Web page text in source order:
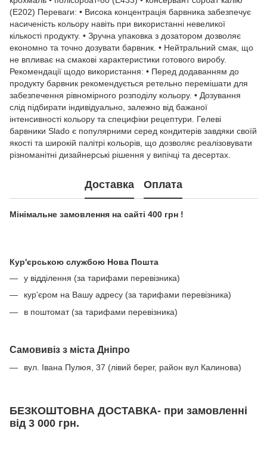
(Е202) Переваги: • Висока концентрація барвника забезпечує
насиченість кольору навіть при використанні невеликої
кількості продукту. • Зручна упаковка з дозатором дозволяє
економно та точно дозувати барвник. • Нейтральний смак, що
не впливає на смакові характеристики готового виробу.
Рекомендації щодо використання: • Перед додаванням до
продукту барвник рекомендується ретельно перемішати для
забезпечення рівномірного розподілу кольору. • Дозування
слід підбирати індивідуально, залежно від бажаної
інтенсивності кольору та специфіки рецептури. Гелеві
барвники Slado є популярними серед кондитерів завдяки своїй
якості та широкій палітрі кольорів, що дозволяє реалізовувати
різноманітні дизайнерські рішення у випічці та десертах.
Доставка Оплата
Мінімальне замовлення на сайті 400 грн !
Кур'єрською службою Нова Пошта
у відділення (за тарифами перевізника)
кур'єром на Вашу адресу (за тарифами перевізника)
в поштомат (за тарифами перевізника)
Самовивіз з міста Дніпро
вул. Івана Пулюя, 37 (лівий берег, район вул Калинова)
БЕЗКОШТОВНА ДОСТАВКА- при замовленні
від 3 000 грн.